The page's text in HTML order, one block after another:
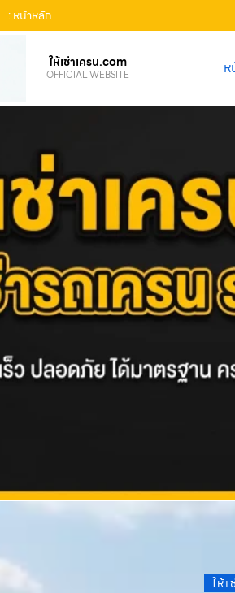
: หน้าหลัก
ให้เช่าเครน.com
OFFICIAL WEBSITE ห
ให้